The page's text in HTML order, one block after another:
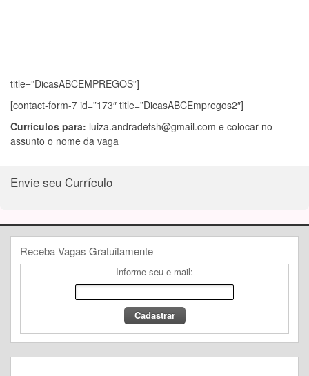
title=”DicasABCEMPREGOS”]
[contact-form-7 id=”173″ title=”DicasABCEmpregos2″]
Currículos para: luiza.andradetsh@gmail.com e colocar no
assunto o nome da vaga
Envie seu Currículo
Receba Vagas Gratuitamente
Informe seu e-mail: